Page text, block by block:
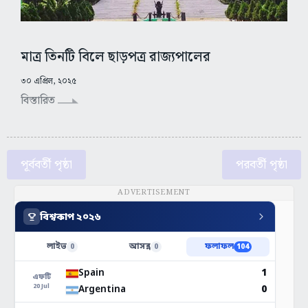
মাত্র তিনটি বিলে ছাড়পত্র রাজ্যপালের
৩০ এপ্রিল, ২০২৫
বিস্তারিত
পূর্ববর্তী পৃষ্ঠা পরবর্তী পৃষ্ঠা
ADVERTISEMENT